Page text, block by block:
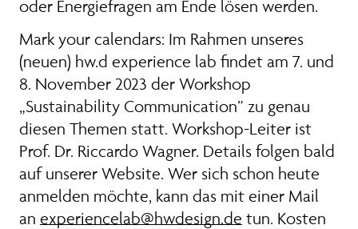
oder Energiefragen am Ende lösen werden.
Mark your calendars: Im Rahmen unseres
(neuen) hw.d experience lab findet am 7. und
8. November 2023 der Workshop
„Sustainability Communication” zu genau
diesen Themen statt. Workshop-Leiter ist
Prof. Dr. Riccardo Wagner. Details folgen bald
auf unserer Website. Wer sich schon heute
anmelden möchte, kann das mit einer Mail
an experiencelab@hwdesign.de tun. Kosten